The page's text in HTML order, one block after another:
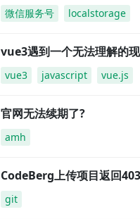
微信服务号 localstorage
vue3遇到一个无法理解的
vue3 javascript vue.js
官网无法续期了?
amh
CodeBerg上传项目返回
git